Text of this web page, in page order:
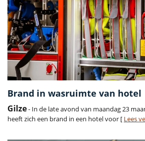
Brand in wasruimte van hotel
Gilze- In de late avond van maandag 23
heeft zich een brand in een hotel voor [ Lees